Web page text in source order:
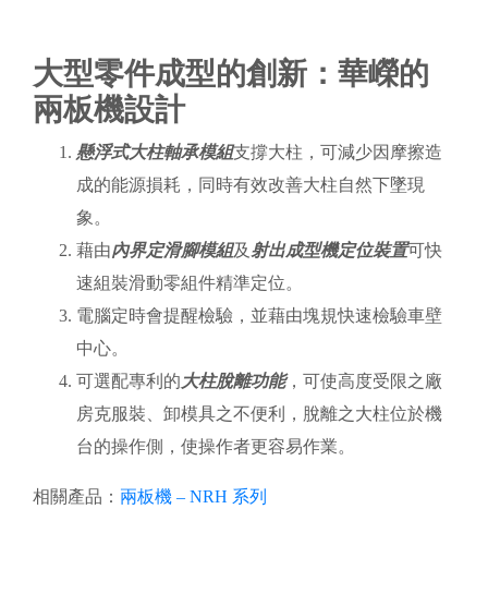
大型零件成型的創新：華嶸的
兩板機設計
懸浮式大柱軸承模組支撐大柱，可減少因摩擦造
成的能源損耗，同時有效改善大柱自然下墜現
象。
藉由內界定滑腳模組及 射出成型機定位裝置可快
速組裝滑動零組件精準定位。
電腦定時會提醒檢驗，並藉由塊規快速檢驗車壁
中心。
可選配專利的 大柱脫離功能，可使高度受限之廠
房克服裝、卸模具之不便利，脫離之大柱位於機
台的操作側，使操作者更容易作業。
相關產品： 兩板機 – NRH 系列